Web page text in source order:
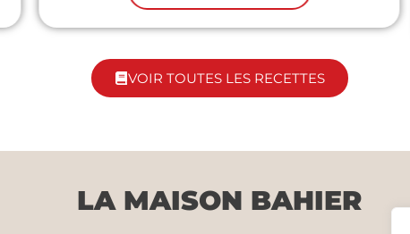
VOIR LA RECETTE
VOIR TOUTES LES RECETTES
LA MAISON BAHIER